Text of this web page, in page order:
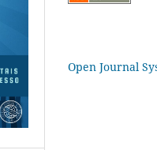
Open Journal